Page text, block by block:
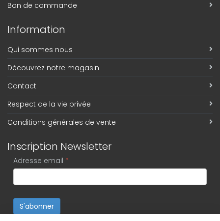
Bon de commande
Information
Qui sommes nous
Découvrez notre magasin
Contact
Respect de la vie privée
Conditions générales de vente
Inscription Newsletter
Adresse email *
S'abonner